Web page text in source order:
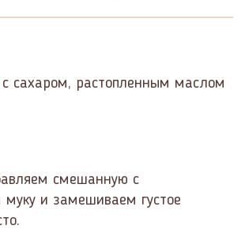
сахаром, растопленным маслом
смешанную с
и замешиваем густое